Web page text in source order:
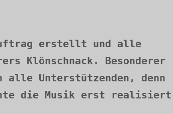
erstellt und alle
Klönschnack. Besonderer
alle Unterstützenden, denn
die Musik erst realisiert